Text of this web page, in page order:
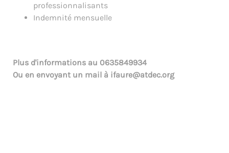
professionnalisants
Indemnité mensuelle
Plus d'informations au 0635849934
Ou en envoyant un mail à ifaure@atdec.org